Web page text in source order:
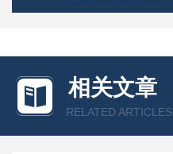
相关文章
RELATED ARTICLES